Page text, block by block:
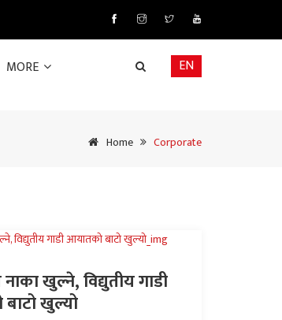
MORE EN
Home Corporate
खुल्ने, विद्युतीय गाडी
खुल्यो